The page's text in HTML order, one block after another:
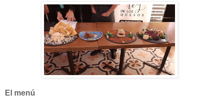
El menú